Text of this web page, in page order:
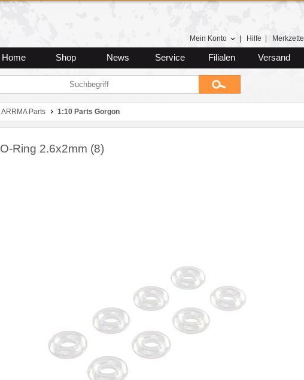
Mein Konto Hilfe Merkzettel
Home Shop News Service Filialen Versand
ARRMA Parts 1:10 Parts Gorgon
O-Ring 2.6x2mm (8)